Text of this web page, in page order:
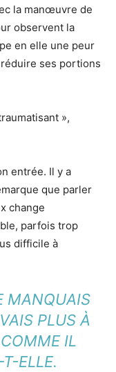
la manœuvre de
observent la
en elle une peur
ses portions
»,
entrée. Il y a
que parler
change
parfois trop
difficile à
MANQUAIS
PLUS À
IL
ELLE.